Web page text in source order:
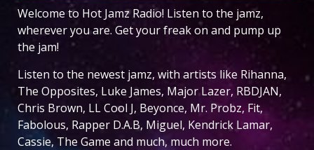
Welcome to Hot Jamz Radio! Listen to the jamz,
wherever you are. Get your freak on and pump up
the jam!
Listen to the newest jamz, with artists like Rihanna,
The Opposites, Luke James, Major Lazer, RBDJAN,
Chris Brown, LL Cool J, Beyonce, Mr. Probz, Fit,
Fabolous, Rapper D.A.B, Miguel, Kendrick Lamar,
Cassie, The Game and much, much more.